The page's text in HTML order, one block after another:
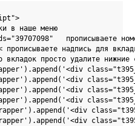
в наше меню
прописываете
прописываете надпись для
вкладок просто удалите нижние